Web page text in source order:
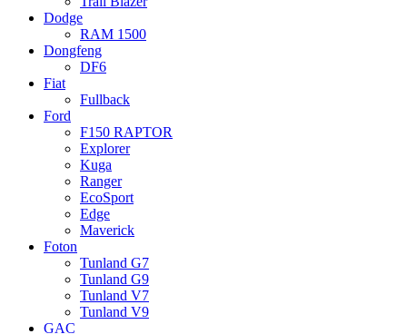
Dodge
RAM 1500
Dongfeng
DF6
Fiat
Fullback
Ford
F150 RAPTOR
Explorer
Kuga
Ranger
EcoSport
Edge
Maverick
Foton
Tunland G7
Tunland G9
Tunland V7
Tunland V9
GAC